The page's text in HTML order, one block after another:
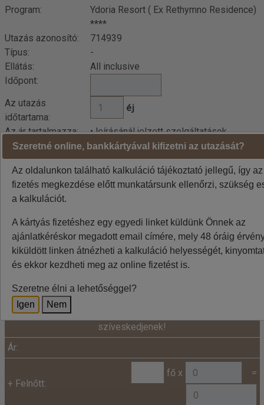
Program:
Ydoria Resort ( Ex Rethymno Residence)
****
Utazás azonosító:
714939
Típus:
-
Ellátás:
All inclusive
Időpont:
Az utazás
időtartama:
éj
Az ár tartalmazza:
• leírásánál jelzett szolgáltatások
Az ár nem
tartalmazza:
• leírásánál jelzett szolgáltatások
Indulási városok jelentése: BUD=Budapest DEB=Debrecen
BTS=Pozsony, VIE=Bécs
A weboldalon látható áraknál az euró / forint árfolyam
ingadozása miatt eltérések lehetnek, a pontos végleges
összeget az utazásszervező foglalásnál jelzi.
Kalkuláció
Minden utazó adatait az alábbiakban megadni
szíveskedjenek!
Ár:
+ Felnőtt:
fő x =
Szeretné online, bankkártyával kifizetni az utazását?
Az oldalunkon található kalkuláció tájékoztató jellegű, így
fizetés megkezdése előtt munkatársunk ellenőrzi, szükség
a kalkulációt.
A kártyás fizetéshez egy egyedi linket küldünk Önnek az
ajánlatkéréskor megadott email címére, mely 48 óráig
kiküldött linken átnézheti a kalkuláció helyességét,
és ekkor kezdheti meg az online fizetést is.
Szeretne élni a lehetőséggel?
Igen
Nem